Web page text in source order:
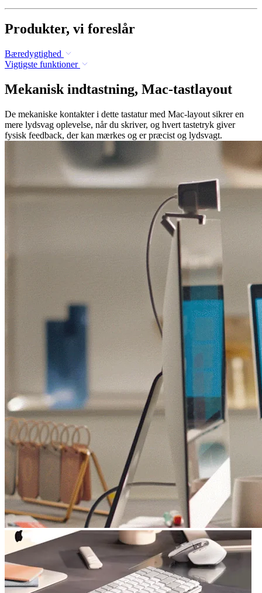
Produkter, vi foreslår
Bæredygtighed
Vigtigste funktioner
Mekanisk indtastning, Mac-tastlayout
De mekaniske kontakter i dette tastatur med Mac-layout sikrer en
mere lydsvag oplevelse, når du skriver, og hvert tastetryk giver
fysisk feedback, der kan mærkes og er præcist og lydsvagt.